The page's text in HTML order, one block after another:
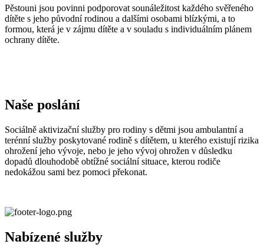
Pěstouni jsou povinni podporovat sounáležitost každého svěřeného
dítěte s jeho původní rodinou a dalšími osobami blízkými, a to
formou, která je v zájmu dítěte a v souladu s individuálním plánem
ochrany dítěte.
Naše poslání
Sociálně aktivizační služby pro rodiny s dětmi jsou ambulantní a
terénní služby poskytované rodině s dítětem, u kterého existují rizika
ohrožení jeho vývoje, nebo je jeho vývoj ohrožen v důsledku
dopadů dlouhodobě obtížné sociální situace, kterou rodiče
nedokážou sami bez pomoci překonat.
Nabízené služby